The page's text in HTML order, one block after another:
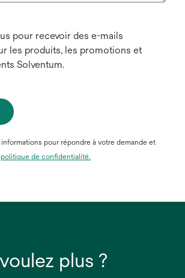
pour recevoir des e-mails
les produits, les promotions et
Solventum.
pour répondre à votre demande et
politique de confidentialité.
plus ?